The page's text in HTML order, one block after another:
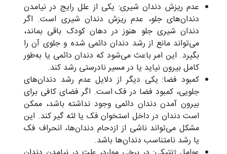
عدم ریزش دندان شیری: یکی از علل رایج در نیامدن
دندان‌های جلو، عدم ریزش دندان شیری است. اگر
دندان شیری جلو هنوز در دهان کودک باقی بماند،
می‌تواند مانع از رشد دندان دائمی شده و جلوی آن را
بگیرد. این امر باعث می‌شود که دندان دائمی یا به‌طور
کامل بیرون نیاید یا در مسیر نادرستی رشد کند.
کمبود فضا: یکی دیگر از دلایل عدم رشد دندان‌های
جلویی، کمبود فضا در فک است. اگر فضای کافی برای
بیرون آمدن دندان دائمی وجود نداشته باشد، ممکن
است دندان در داخل استخوان فک یا لثه گیر کند. این
مشکل می‌تواند ناشی از ازدحام دندان‌ها، انحراف فک
یا رشد نامتناسب دندان‌ها باشد.